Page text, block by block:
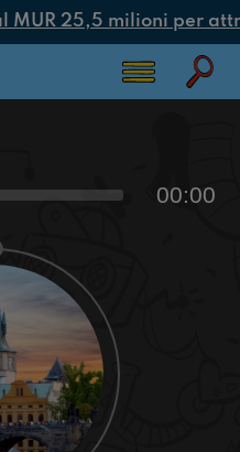
MUR 25,5 milioni per
00:00